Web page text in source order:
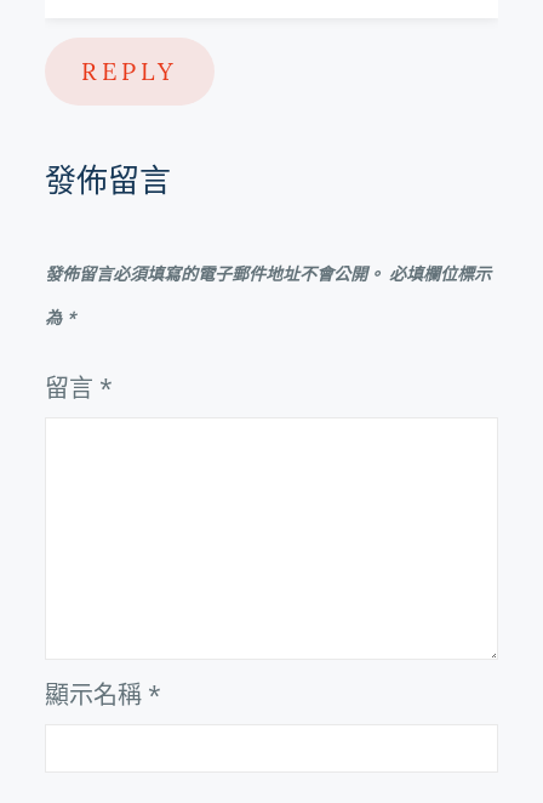
REPLY
發佈留言
發佈留言必須填寫的電子郵件地址不會公開。 必填欄位標示
為 *
留言 *
顯示名稱 *